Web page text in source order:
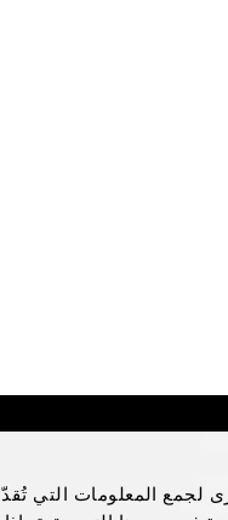
لجمع المعلومات التي